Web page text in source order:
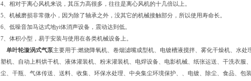
4、相对于离心风机来说，其压力高很多，往往是离心风机的十几倍以上。
5、机械磨损非常微小，因为除了轴承之外，没其它的机械接触部分，所以使用寿命长。
6、低噪音加马达式地yi体消声设备，震动达到低。
7、体积小型，易于安装与使用在各类机械设备上。
单叶轮漩涡式气泵主要用于:燃烧降氧机、卷烟滤嘴成型机、电镀槽液搅拌、雾化干燥机、水处
塑机、自动上料烘干机、液体灌装机、粉末灌装机、电焊设备、电影机械、纸张运送、干洗衣服
尘、干瓶、气体传送、送料、收集、环保水处理、中央集尘环境保护、、电镀、除尘、食品、包